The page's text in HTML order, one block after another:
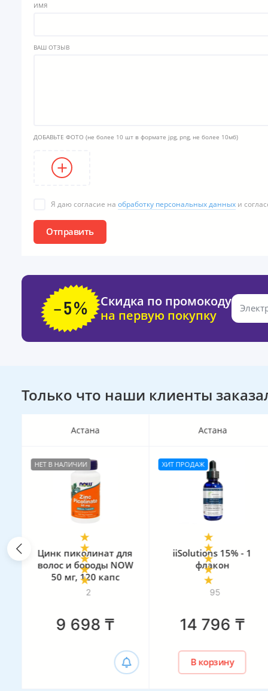
ИМЯ
ВАШ ОТЗЫВ
ДОБАВЬТЕ ФОТО (не более 10 шт в формате jpg, png, не более 10мб)
Я даю согласие на обработку персональных данных и
Отправить
Скидка по промокоду
на первую покупку
Только что наши клиенты
Астана
НЕТ В НАЛИЧИИ
2
Цинк пиколинат для
волос и бороды NOW
50 мг, 120 капс
9 698 ₸
Астана
ХИТ ПРОДАЖ
95
iiSolutions 15% - 1
флакон
14 796 ₸
В корзину